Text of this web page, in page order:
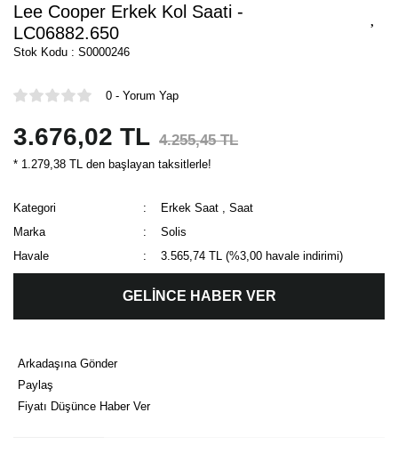
Lee Cooper Erkek Kol Saati -
LC06882.650
Stok Kodu : S0000246
0 - Yorum Yap
3.676,02 TL 4.255,45 TL
* 1.279,38 TL den başlayan taksitlerle!
Kategori Erkek Saat ,Saat
Marka
Solis
Havale
3.565,74 TL (%3,00 havale indirimi)
GELİNCE HABER VER
Arkadaşına Gönder
Paylaş
Fiyatı Düşünce Haber Ver